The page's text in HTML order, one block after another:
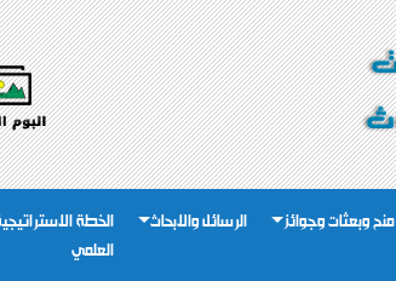
منح وبعثات وجوائز الرسائل والابحاث
الخطة
العلمي